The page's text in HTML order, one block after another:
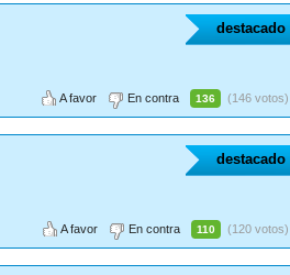
destacado
A favor En contra 136 (146 votos)
destacado
A favor En contra 110 (120 votos)